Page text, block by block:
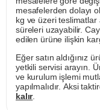
mesafelerden dolayı
kg ve üzeri
süreleri uzayabilir.
edilen ürüne ilişkin
Eğer satın aldığınız
yetkili servisi arayın.
ve kurulum işlemi
yapılmalıdır. Aksi
kalır.